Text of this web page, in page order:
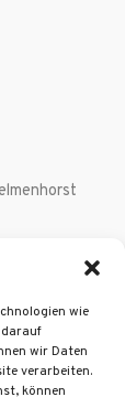
wie
wir Daten
verarbeiten.
können